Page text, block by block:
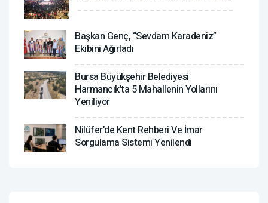
Başkan Genç, “Sevdam Karadeniz”
Ekibini Ağırladı
Bursa Büyükşehir Belediyesi
Harmancık’ta 5 Mahallenin Yollarını
Yeniliyor
Nilüfer’de Kent Rehberi Ve İmar
Sorgulama Sistemi Yenilendi